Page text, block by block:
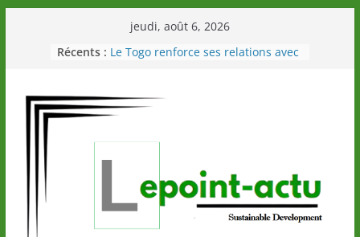
jeudi, août 6, 2026
Récents : Le Togo renforce ses relations avec
Éléphants en Côte d’Ivoire
LOTO DETENTE”, un nouveau tirage
marque de confiance au Togo sur
la scène internationale au-delà des
performances de ses athlètes
Togo: Que retenir de la politique
éducation et de l’ambition de